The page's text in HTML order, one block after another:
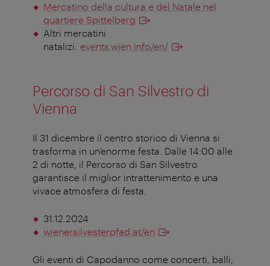
Mercatino della cultura e del Natale nel
quartiere Spittelberg
Altri mercatini
natalizi: events.wien.info/en/
Percorso di San Silvestro di
Vienna
Il 31 dicembre il centro storico di Vienna si
trasforma in un’enorme festa. Dalle 14:00 alle
2 di notte, il Percorso di San Silvestro
garantisce il miglior intrattenimento e una
vivace atmosfera di festa.
31.12.2024
wienersilvesterpfad.at/en
Gli eventi di Capodanno come concerti, balli,